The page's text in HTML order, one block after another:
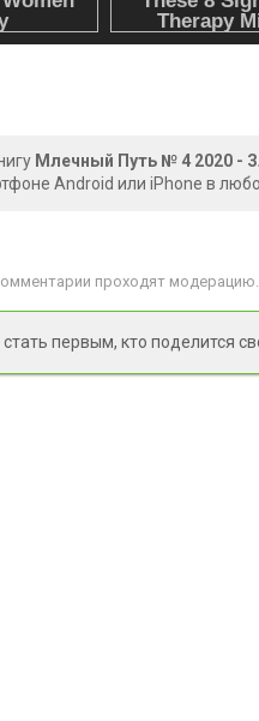
Млечный Путь № 4 2020 -
Android или iPhone в
проходят модерацию.
первым, кто поделится